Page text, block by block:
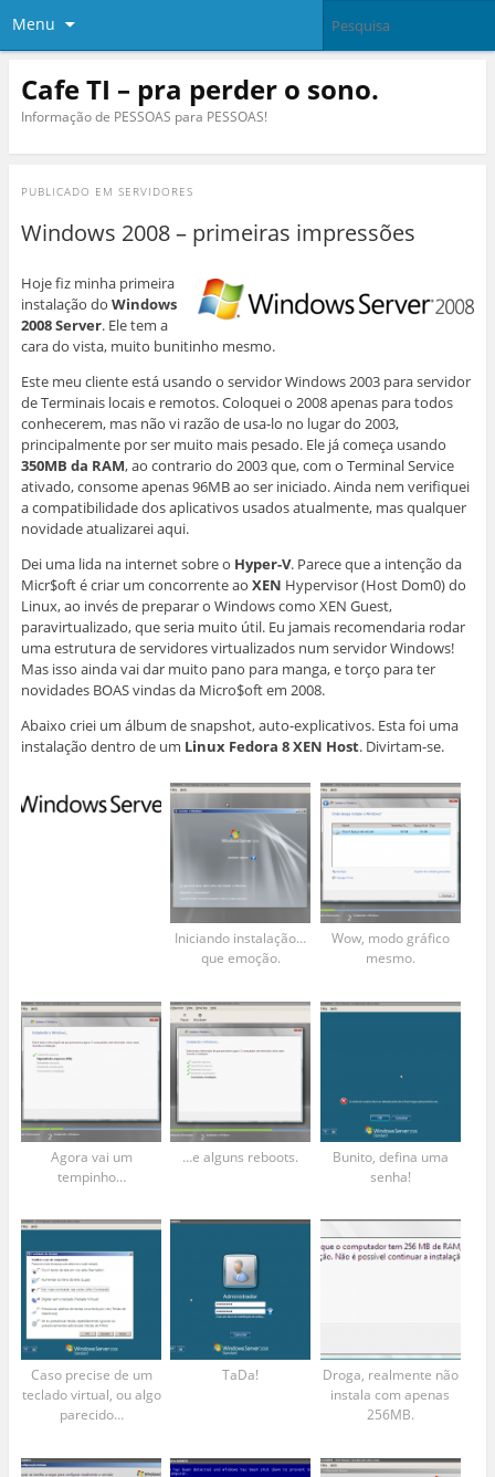
Menu
Cafe TI – pra perder o sono.
Informação de PESSOAS para PESSOAS!
PUBLICADO EM SERVIDORES
Windows 2008 – primeiras impressões
Hoje fiz minha primeira
instalação do Windows
2008 Server. Ele tem a
cara do vista, muito bunitinho mesmo.
Este meu cliente está usando o servidor Windows 2003 para servidor
de Terminais locais e remotos. Coloquei o 2008 apenas para todos
conhecerem, mas não vi razão de usa-lo no lugar do 2003,
principalmente por ser muito mais pesado. Ele já começa usando
350MB da RAM, ao contrario do 2003 que, com o Terminal Service
ativado, consome apenas 96MB ao ser iniciado. Ainda nem verifiquei
a compatibilidade dos aplicativos usados atualmente, mas qualquer
novidade atualizarei aqui.
Dei uma lida na internet sobre o Hyper-V. Parece que a intenção da
Micr$oft é criar um concorrente ao XEN Hypervisor (Host Dom0) do
Linux, ao invés de preparar o Windows como XEN Guest,
paravirtualizado, que seria muito útil. Eu jamais recomendaria rodar
uma estrutura de servidores virtualizados num servidor Windows!
Mas isso ainda vai dar muito pano para manga, e torço para ter
novidades BOAS vindas da Micro$oft em 2008.
Abaixo criei um álbum de snapshot, auto-explicativos. Esta foi uma
instalação dentro de um Linux Fedora 8 XEN Host. Divirtam-se.
Iniciando instalação…
que emoção.
Wow, modo gráfico
mesmo.
Agora vai um
tempinho…
…e alguns reboots.
Bunito, defina uma
senha!
Caso precise de um
teclado virtual, ou algo
parecido…
TaDa!
Droga, realmente não
instala com apenas
256MB.